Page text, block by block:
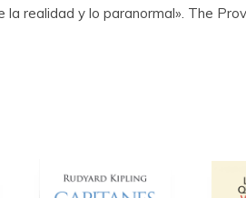
realidad y lo paranormal». The